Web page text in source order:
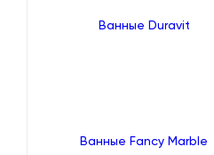
Ванные Duravit
Ванные Fancy Marble